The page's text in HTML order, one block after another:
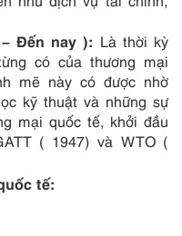
Đến nay ): Là thời kỳ
có của thương mại
mẽ này có được nhờ
kỹ thuật và những sự
mại quốc tế, khởi đầu
( 1947) và WTO (
tế: